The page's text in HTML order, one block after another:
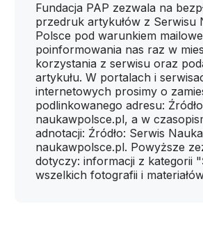
Fundacja PAP zezwala na
przedruk artykułów z Serwisu
Polsce pod warunkiem
poinformowania nas raz w
korzystania z serwisu oraz
artykułu. W portalach i
internetowych prosimy o
podlinkowanego adresu:
naukawpolsce.pl, a w
adnotacji: Źródło: Serwis
naukawpolsce.pl. Powyższe
dotyczy: informacji z kategorii
wszelkich fotografii i